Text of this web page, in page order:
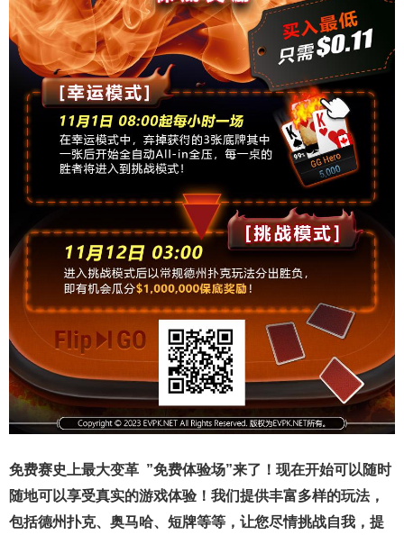
免费赛史上最大变革 ”免费体验场”来了！ 现在开始可以随时
随地可以享受真实的游戏体验！我们提供丰富多样的玩法，
包括德州扑克、奥马哈、短牌等等，让您尽情挑战自我，提